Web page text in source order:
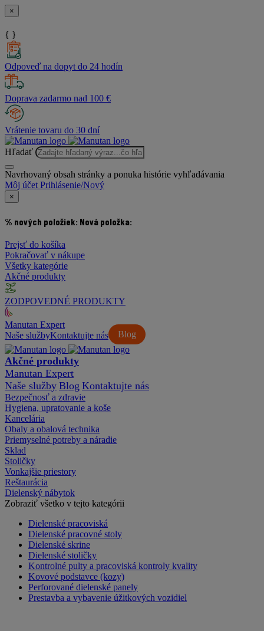
×
{ }
Odpoveď na dopyt do 24 hodín
Doprava zadarmo nad 100 €
Vrátenie tovaru do 30 dní
Hľadať
Navrhovaný obsah stránky a ponuka histórie vyhľadávania
Môj účet Prihlásenie/Nový
×
% nových položiek: Nová položka:
Prejsť do košíka
Pokračovať v nákupe
Všetky kategórie
Akčné produkty
ZODPOVEDNÉ PRODUKTY
Manutan Expert
Naše služby
Blog
Kontaktujte nás
Akčné produkty
Manutan Expert
Naše služby Blog Kontaktujte nás
Bezpečnosť a zdravie
Hygiena, upratovanie a koše
Kancelária
Obaly a obalová technika
Priemyselné potreby a náradie
Sklad
Stoličky
Vonkajšie priestory
Reštaurácia
Dielenský nábytok
Zobraziť všetko v tejto kategórii
Dielenské pracoviská
Dielenské pracovné stoly
Dielenské skrine
Dielenské stoličky
Kontrolné pulty a pracoviská kontroly kvality
Kovové podstavce (kozy)
Perforované dielenské panely
Prestavba a vybavenie úžitkových vozidiel